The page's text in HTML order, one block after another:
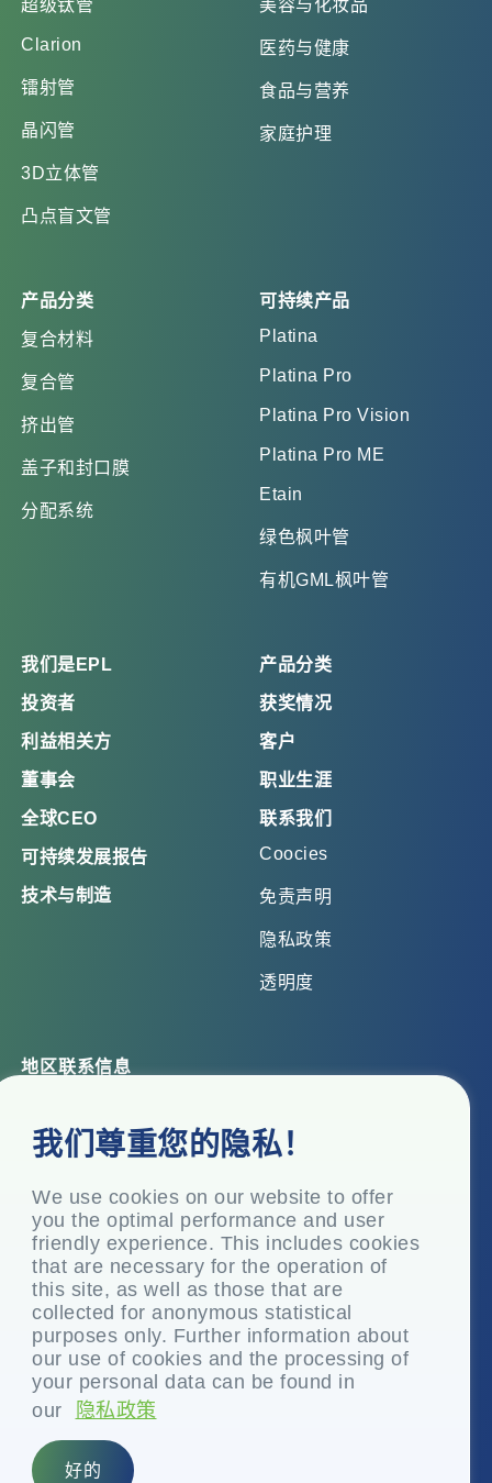
我们尊重您的隐私！
We use cookies on our website to offer
you the optimal performance and user
friendly experience. This includes cookies
that are necessary for the operation of
this site, as well as those that are
collected for anonymous statistical
purposes only. Further information about
our use of cookies and the processing of
your personal data can be found in
our
隐私政策
好的
超级钛管
Clarion
镭射管
晶闪管
3D立体管
凸点盲文管
美容与化妆品
医药与健康
食品与营养
家庭护理
产品分类
复合材料
复合管
挤出管
盖子和封口膜
分配系统
可持续产品
Platina
Platina Pro
Platina Pro Vision
Platina Pro ME
Etain
绿色枫叶管
有机GML枫叶管
我们是EPL
投资者
利益相关方
董事会
全球CEO
可持续发展报告
技术与制造
产品分类
获奖情况
客户
职业生涯
联系我们
Coocies
免责声明
隐私政策
透明度
地区联系信息
Top Floor, Times Tower, Kamala City, Senapati Bapat
Marg, Lower Parel, Mumbai – 400 013, Maharashtra,
注册办事处
P.O. Vasind, Taluka Shahapur, Dist.
+91-22-24819000
info@eplglobal.com
Chinese